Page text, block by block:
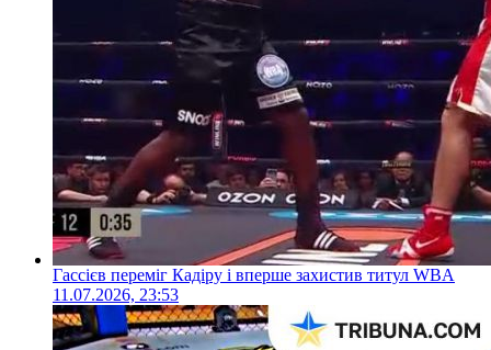
Гассієв переміг Кадіру і вперше захистив титул WBA
11.07.2026, 23:53